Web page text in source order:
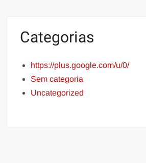
Categorias
https://plus.google.com/u/0/
Sem categoria
Uncategorized